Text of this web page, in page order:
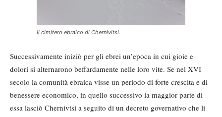
Il cimitero ebraico di Chernivitsi.
Successivamente iniziò per gli ebrei un’epoca in cui gioie e
dolori si alternarono beffardamente nelle loro vite. Se nel XVI
secolo la comunità ebraica visse un periodo di forte crescita e di
benessere economico, in quello successivo la maggior parte di
essa lasciò Chernivtsi a seguito di un decreto governativo che li